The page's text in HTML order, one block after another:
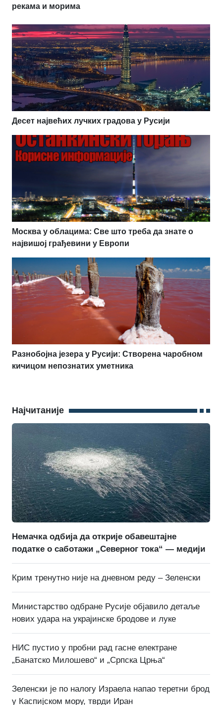
рекама и морима
Десет највећих лучких градова у Русији
Москва у облацима: Све што треба да знате о
највишој грађевини у Европи
Разнобојна језера у Русији: Створена чаробном
кичицом непознатих уметника
Најчитаније
Немачка одбија да открије обавештајне
податке о саботажи „Северног тока“ — медији
Крим тренутно није на дневном реду – Зеленски
Министарство одбране Русије објавило детаље
нових удара на украјинске бродове и луке
НИС пустио у пробни рад гасне електране
„Банатско Милошево“ и „Српска Црња“
Зеленски је по налогу Израела напао теретни брод
у Каспијском мору, тврди Иран